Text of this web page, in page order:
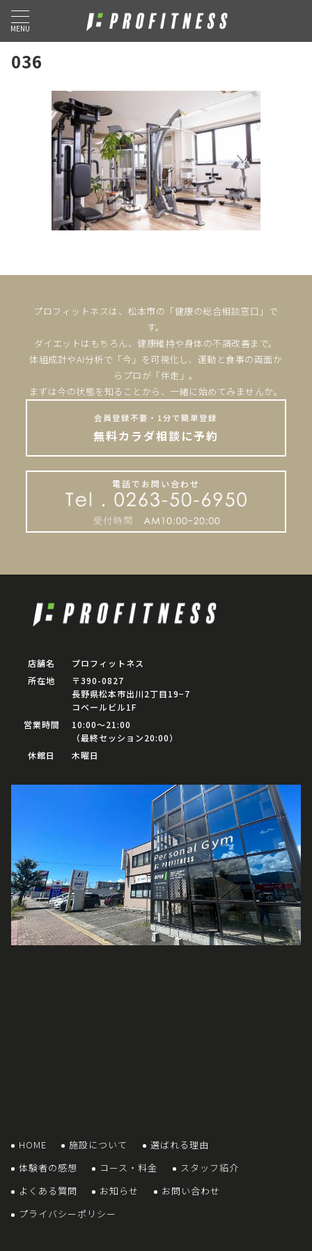
MENU
036
プロフィットネスは、松本市の「健康の総合相談窓口」で
す。
ダイエットはもちろん、健康維持や身体の不調改善まで。
体組成計やAI分析で「今」を可視化し、運動と食事の両面か
らプロが「伴走」。
まずは今の状態を知ることから、一緒に始めてみませんか。
会員登録不要・1分で簡単登録
無料カラダ相談に予約
電話でお問い合わせ
店舗名
プロフィットネス
所在地
〒390-0827
長野県松本市出川2丁目19−7
コベールビル1F
営業時間
10:00〜21:00
（最終セッション20:00）
休館日
木曜日
HOME 施設について
選ばれる理由
体験者の感想
コース・料金
スタッフ紹介
よくある質問
お知らせ
お問い合わせ
プライバシーポリシー